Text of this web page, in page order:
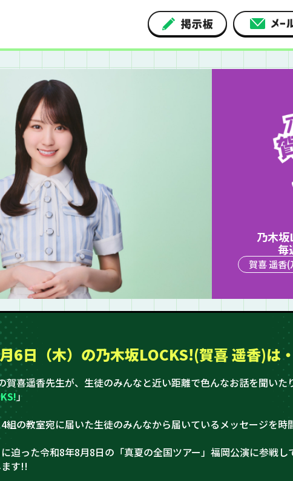
乃木
毎
賀喜 遥香(
6日（木）の乃木坂LOCKS!(賀喜 遥香)は
賀喜遥香先生が、生徒のみんなと近い距離で色んなお話を聞いた
」
組の教室宛に届いた生徒のみんなから届いているメッセージを時
迫った令和8年8月8日の「真夏の全国ツアー」福岡公演に参戦し
す!!